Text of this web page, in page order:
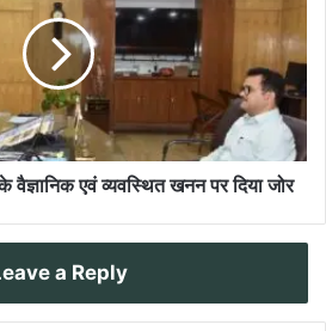
एवं व्यवस्थित खनन पर दिया जोर
a Reply